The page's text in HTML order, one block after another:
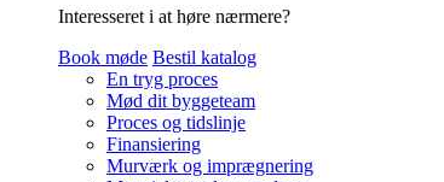
Interesseret i at høre nærmere?
Book møde Bestil katalog
En tryg proces
Mød dit byggeteam
Proces og tidslinje
Finansiering
Murværk og imprægnering